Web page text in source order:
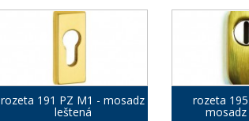
rozeta 191 PZ M1 - mosadz
leštená
rozeta